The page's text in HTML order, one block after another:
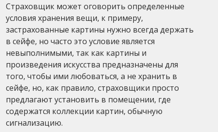
Страховщик может оговорить определенные
условия хранения вещи, к примеру,
застрахованные картины нужно всегда держать
в сейфе, но часто это условие является
невыполнимыми, так как картины и
произведения искусства предназначены для
того, чтобы ими любоваться, а не хранить в
сейфе, но, как правило, страховщики просто
предлагают установить в помещении, где
содержатся коллекции картин, обычную
сигнализацию.